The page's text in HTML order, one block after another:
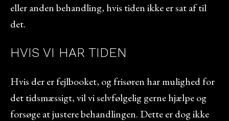
eller anden behandling, hvis tiden ikke er sat af til
det.
HVIS VI HAR TIDEN
Hvis der er fejlbooket, og frisøren har mulighed for
det tidsmæssigt, vil vi selvfølgelig gerne hjælpe og
forsøge at justere behandlingen. Dette er dog ikke